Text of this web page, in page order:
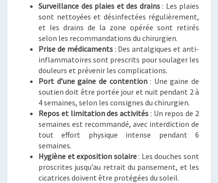
Surveillance des plaies et des drains: Les plaies
sont nettoyées et désinfectées régulièrement,
et les drains de la zone opérée sont retirés
selon les recommandations du chirurgien.
Prise de médicaments: Des antalgiques et anti-
inflammatoires sont prescrits pour soulager les
douleurs et prévenir les complications.
Port d’une gaine de contention: Une gaine de
soutien doit être portée jour et nuit pendant 2 à
4 semaines, selon les consignes du chirurgien.
Repos et limitation des activités : Un repos de 2
semaines est recommandé, avec interdiction de
tout effort physique intense pendant 6
semaines.
Hygiène et exposition solaire: Les douches sont
proscrites jusqu’au retrait du pansement, et les
cicatrices doivent être protégées du soleil.